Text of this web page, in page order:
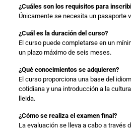
¿Cuáles son los requisitos para
Únicamente se necesita un pasaporte
¿Cuál es la duración del curso?
El curso puede completarse en un
un plazo máximo de seis meses.
¿Qué conocimientos se adquieren?
El curso proporciona una base del
cotidiana y una introducción a la
lleida.
¿Cómo se realiza el examen final?
La evaluación se lleva a cabo a través